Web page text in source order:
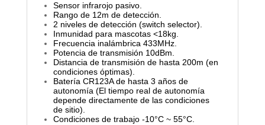
Sensor infrarojo pasivo.
Rango de 12m de detección.
2 niveles de detección (switch selector).
Inmunidad para mascotas <18kg.
Frecuencia inalámbrica 433MHz.
Potencia de transmisión 10dBm.
Distancia de transmisión de hasta 200m (en
condiciones óptimas).
Batería CR123A de hasta 3 años de
autonomía (El tiempo real de autonomía
depende directamente de las condiciones
de sitio).
Condiciones de trabajo -10°C ~ 55°C.